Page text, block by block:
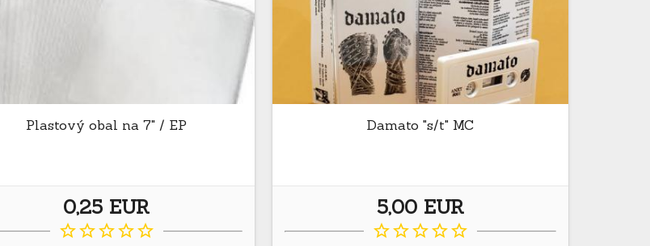
Plastový obal na 7" / EP
0,25 EUR
star_borderstar_borderstar_borderstar_borderstar_border
Damato "s/t" MC
5,00 EUR
star_borderstar_borderstar_borderstar_borderstar_border